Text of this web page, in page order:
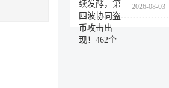
462个
2026-08-03